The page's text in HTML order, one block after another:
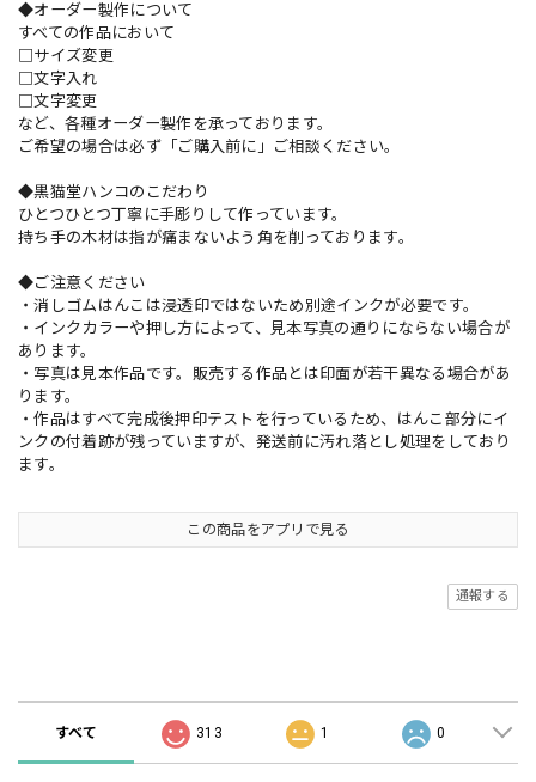
◆オーダー製作について
すべての作品において
□サイズ変更
□文字入れ
□文字変更
など、各種オーダー製作を承っております。
ご希望の場合は必ず「ご購入前に」ご相談ください。
◆黒猫堂ハンコのこだわり
ひとつひとつ丁寧に手彫りして作っています。
持ち手の木材は指が痛まないよう角を削っております。
◆ご注意ください
・消しゴムはんこは浸透印ではないため別途インクが必要です。
・インクカラーや押し方によって、見本写真の通りにならない場合が
あります。
・写真は見本作品です。販売する作品とは印面が若干異なる場合があ
ります。
・作品はすべて完成後押印テストを行っているため、はんこ部分にイ
ンクの付着跡が残っていますが、発送前に汚れ落とし処理をしており
ます。
この商品をアプリで見る
通報する
すべて 313 1 0